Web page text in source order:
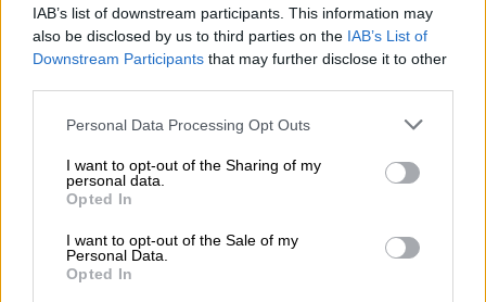
IAB’s list of downstream participants. This information may
also be disclosed by us to third parties on the IAB’s List of
Downstream Participants that may further disclose it to other
Please note that this website/app uses one or more Google
not limited to your visit or usage behaviour. You may click to
grant or deny consent to Google and its third-party tags to
use your data for below specified purposes in below Google
consent section.
Personal Data Processing Opt Outs
I want to opt-out of the Sharing of my
personal data.
Opted In
I want to opt-out of the Sale of my
Personal Data.
Opted In
ΔΙΑΒΑΣΤΕ ΕΠΙΣΗΣ
σε αυτοκίνητο μετά από πυρκαγιά
στον Έβρο
Φωτιά στο Ωραιόκαστρο: Στη μάχη
και εναέρια μέσα